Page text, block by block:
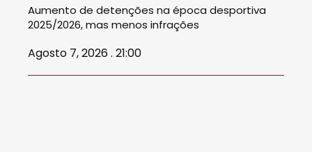
Aumento de detenções na época desportiva
2025/2026, mas menos infrações
Agosto 7, 2026 . 21:00